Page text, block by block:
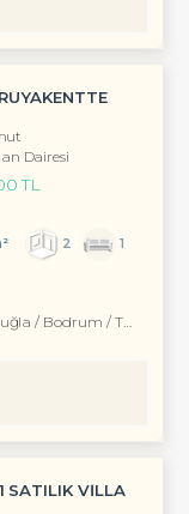
Dairesi
TL
2
1
/ Bodrum / Turgutreis
SATILIK VİLLA